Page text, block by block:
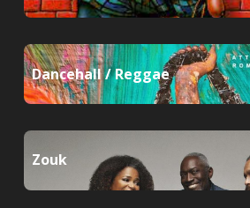
Dancehall / Reggae
Zouk